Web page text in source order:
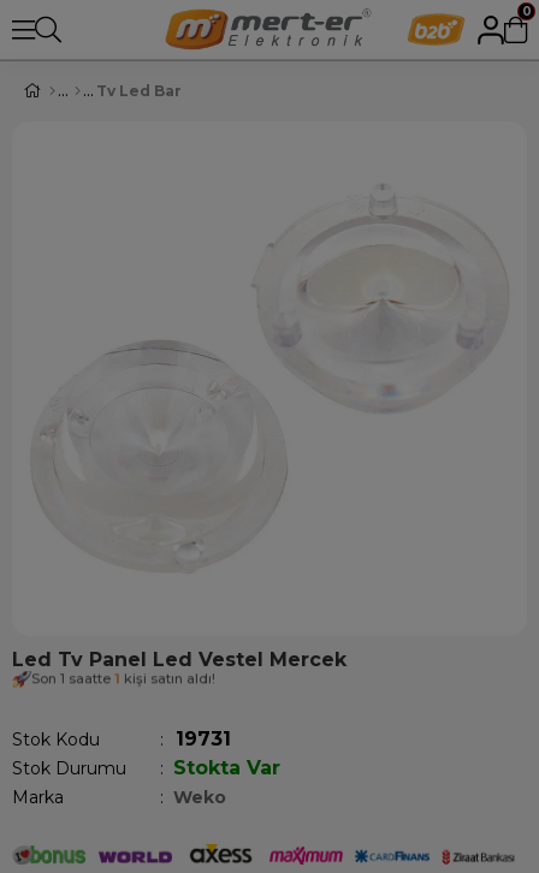
0
Tv Led Bar
Led Tv Panel Led Vestel Mercek
Son 1 saatte 1 kişi satın aldı!
Stok Kodu 19731
Stok Durumu : Stokta Var
Marka : Weko